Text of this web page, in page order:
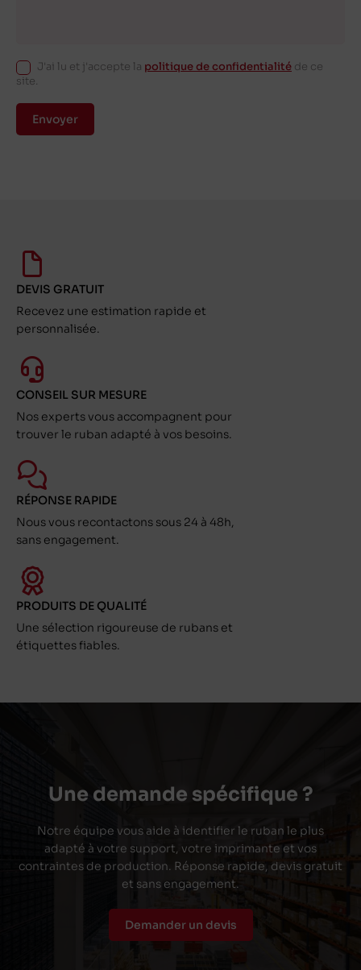
J'ai lu et j'accepte la politique de confidentialité de ce
site.
Envoyer
DEVIS GRATUIT
Recevez une estimation rapide et
personnalisée.
CONSEIL SUR MESURE
Nos experts vous accompagnent pour
trouver le ruban adapté à vos besoins.
RÉPONSE RAPIDE
Nous vous recontactons sous 24 à 48h,
sans engagement.
PRODUITS DE QUALITÉ
Une sélection rigoureuse de rubans et
étiquettes fiables.
Une demande spécifique ?
Notre équipe vous aide à identifier le ruban le plus
adapté à votre support, votre imprimante et vos
contraintes de production. Réponse rapide, devis gratuit
et sans engagement.
Demander un devis